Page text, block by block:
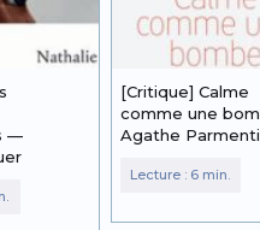
—
[Critique] Calme
comme une
Agathe